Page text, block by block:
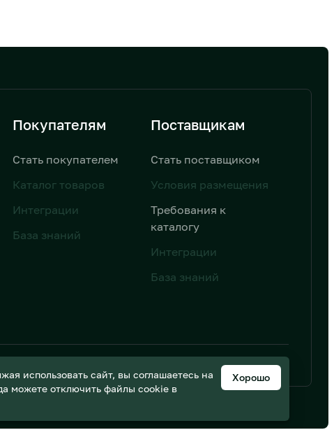
Покупателям
Стать покупателем
Каталог товаров
Интеграции
База знаний
Поставщикам
Стать поставщиком
Условия размещения
Требования к
каталогу
Интеграции
База знаний
Дизайн от AIC
использовать сайт, вы соглашаетесь на
можете отключить файлы cookie в
Хорошо